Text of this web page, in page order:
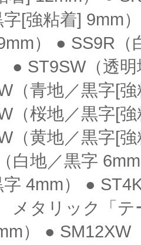
[強粘着] 9mm
） ● SS9R（
● ST9SW（透
（青地／黒字[
（桜地／黒字[
（黄地／黒字[
白地／黒字
4mm） ●
メタリック「
） ● SM12XW